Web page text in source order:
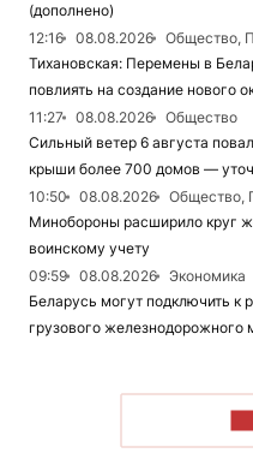
(дополнено)
12:16
08.08.2026
Общество,
Тихановская: Перемены в
повлиять на создание нового
11:27
08.08.2026
Общество
Сильный ветер 6 августа
крыши более 700 домов —
10:50
08.08.2026
Общество,
Минобороны расширило круг
воинскому учету
09:59
08.08.2026
Экономика
Беларусь могут подключить к
грузового